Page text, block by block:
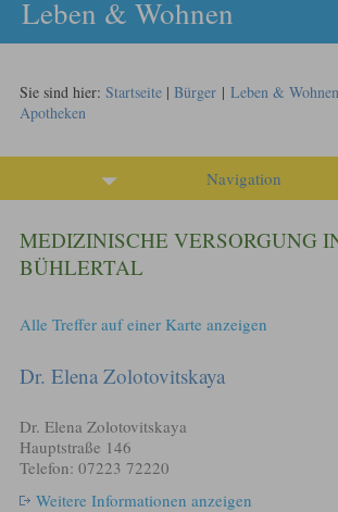
Leben & Wohnen
Sie sind hier: Startseite | Bürger| Leben & Wohnen
Apotheken
Navigation
MEDIZINISCHE VERSORGUNG
BÜHLERTAL
Alle Treffer auf einer Karte anzeigen
Dr. Elena Zolotovitskaya
Dr. Elena Zolotovitskaya
Hauptstraße 146
Telefon: 07223 72220
Weitere Informationen anzeigen